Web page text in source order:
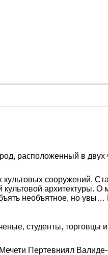
расположенный в двух
сооружений.
архитектуры.
необъятное, но
студенты, торговцы
Пертевниял